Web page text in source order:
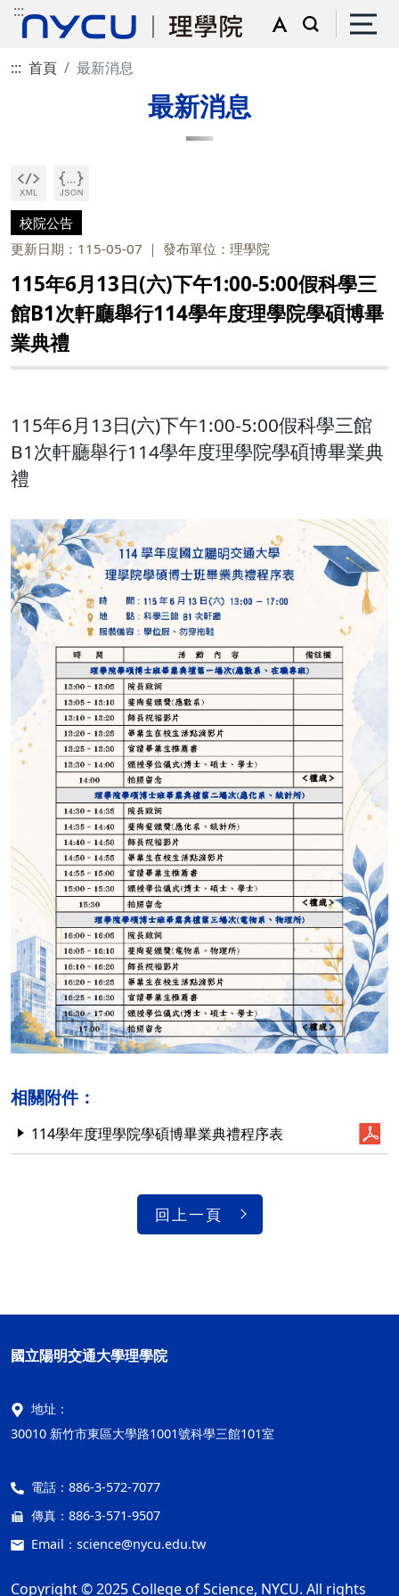
:::
::: 首頁 最新消息
最新消息
校院公告
更新日期：115-05-07
發布單位：理學院
115年6月13日(六)下午1:00-5:00假科學三
館B1次軒廳舉行114學年度理學院學碩博畢
業典禮
115年6月13日(六)下午1:00-5:00假科學三館
B1次軒廳舉行114學年度理學院學碩博畢業典
禮
相關附件：
114學年度理學院學碩博畢業典禮程序表
回上一頁
國立陽明交通大學理學院
地址：
30010 新竹市東區大學路1001號科學三館101室
電話： 886-3-572-7077
傳真： 886-3-571-9507
Email： science@nycu.edu.tw
Copyright © 2025 College of Science, NYCU. All rights